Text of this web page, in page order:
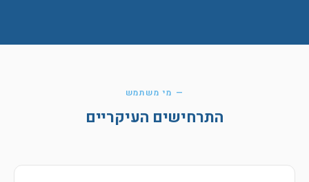
— מי משתמש
התרחישים העיקריים